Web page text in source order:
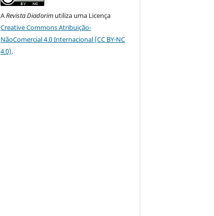
ARevista Diadorim utiliza uma Licença
Creative Commons Atribuição-
NãoComercial 4.0 Internacional (CC BY-NC
4.0).